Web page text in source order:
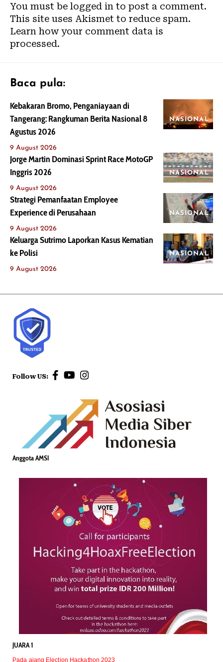
You must be logged in to post a comment.
This site uses Akismet to reduce spam.
Learn how your comment data is
processed.
Baca pula:
NASIONAL
Kebakaran Bromo, Penganiayaan di
Tangerang: Rangkuman Berita Nasional 8
Agustus 2026
9 August 2026
NASIONAL
Jorge Martin Dominasi Sprint Race MotoGP
Inggris 2026
9 August 2026
NASIONAL
Strategi Pemanfaatan Employee
Experience di Perusahaan
9 August 2026
NASIONAL
Keluarga Sutrimo Laporkan Kasus Kematian
ke Polisi
9 August 2026
Follow US:
Anggota AMSI
JUARA 1
Pada ajang Election Hackathon 2023